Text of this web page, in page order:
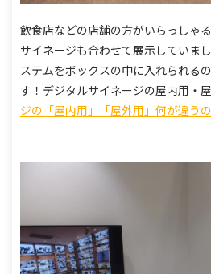
飲食店などの店舗の方がいらっしゃ
サイネージも合わせて展示していまし
ステムをボックスの中に入れられる
す！ デジタルサイネージの屋内用・
ジの「屋内用」「屋外用」何が違う